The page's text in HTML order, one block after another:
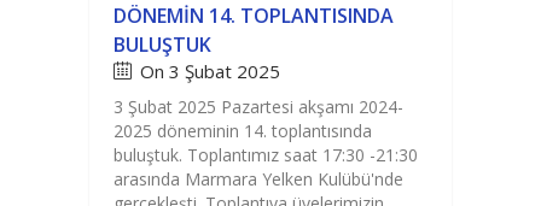
DÖNEMIN 14. TOPLANTISINDA
BULUŞTUK
On 3 Şubat 2025
3 Şubat 2025 Pazartesi akşamı 2024-
2025 döneminin 14. toplantısında
buluştuk. Toplantımız saat 17:30 -21:30
arasında Marmara Yelken Kulübü'nde